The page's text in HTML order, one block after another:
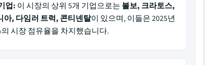
업: 이 시장의 상위 5개 기업으로는 볼보, 크라토스,
아, 다임러 트럭, 콘티넨탈이 있으며, 이들은 2025년
의 시장 점유율을 차지했습니다.